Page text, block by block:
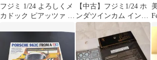
フジミ 1/24 よろしくメ
カドック ピアッツァ ト
【中古】フジミ1/24 ホ
ンダツインカム インテ
グラタイプR